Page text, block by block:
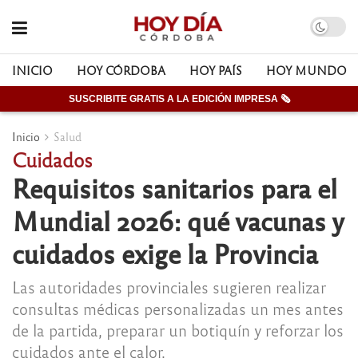
INICIO HOY CÓRDOBA HOY PAÍS HOY MUNDO
SUSCRIBITE GRATIS A LA EDICIÓN IMPRESA 🗞
Inicio Salud
Cuidados
Requisitos sanitarios para el
Mundial 2026: qué vacunas y
cuidados exige la Provincia
Las autoridades provinciales sugieren realizar
consultas médicas personalizadas un mes antes
de la partida, preparar un botiquín y reforzar los
cuidados ante el calor.